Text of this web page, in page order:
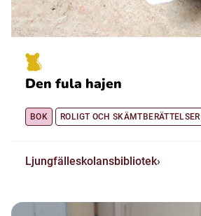
Den fula hajen
BOK ROLIGT OCH SKÄMTBERÄTTELSER
Ljungfälleskolansbibliotek